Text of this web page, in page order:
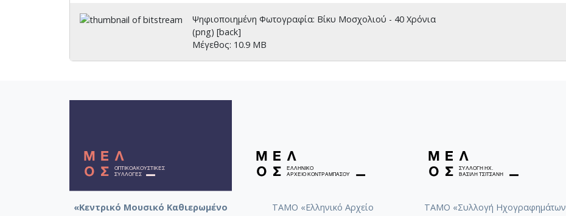
Ψηφιοποιημένη Φωτογραφία: Βίκυ Μοσχολιού - 40 Χρόνια
(png) [back]
Μέγεθος: 10.9 MB
«Κεντρικό Μουσικό Καθιερωμένο
ΤΑΜΟ «Ελληνικό Αρχείο
ΤΑΜΟ «Συλλογή Ηχογραφημάτων